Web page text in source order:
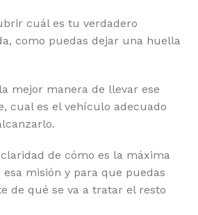
cuál es tu verdadero
como puedas dejar una huella
mejor manera de llevar ese
cual es el vehículo adecuado
de cómo es la máxima
misión y para que puedas
de qué se va a tratar el resto